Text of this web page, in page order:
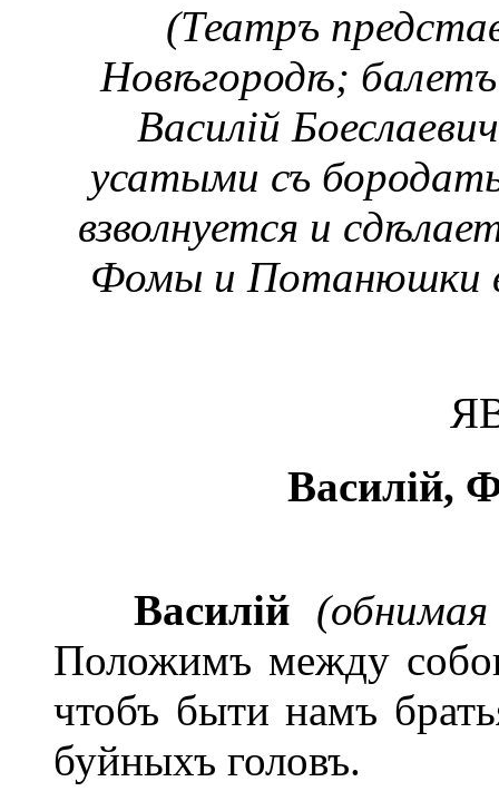
(Театръ
Новѣгородѣ;
Василій
усатыми съ
взволнуется и
Фомы и Потанюшки
Василій,
Василій
Положимъ между
чтобъ быти намъ
буйныхъ головъ.